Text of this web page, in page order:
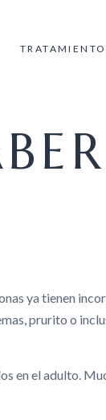
ya tienen
prurito o
en el adulto.